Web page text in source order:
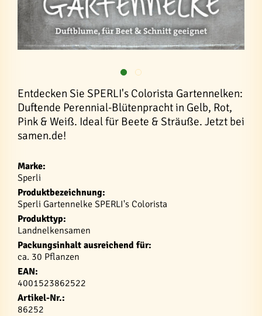
Entdecken Sie SPERLI's Colorista Gartennelken:
Duftende Perennial-Blütenpracht in Gelb, Rot,
Pink & Weiß. Ideal für Beete & Sträuße. Jetzt bei
samen.de!
Marke:
Sperli
Produktbezeichnung:
Sperli Gartennelke SPERLI's Colorista
Produkttyp:
Landnelkensamen
Packungsinhalt ausreichend für:
ca. 30 Pflanzen
EAN:
4001523862522
Artikel-Nr.:
86252